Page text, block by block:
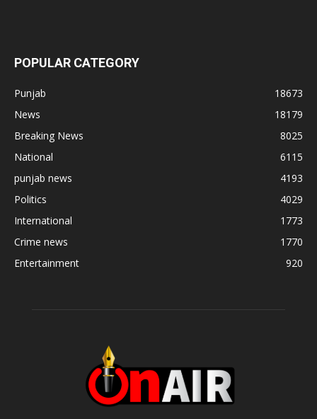
POPULAR CATEGORY
Punjab
18673
News
18179
Breaking News
8025
National
6115
punjab news
4193
Politics
4029
International
1773
Crime news
1770
Entertainment
920